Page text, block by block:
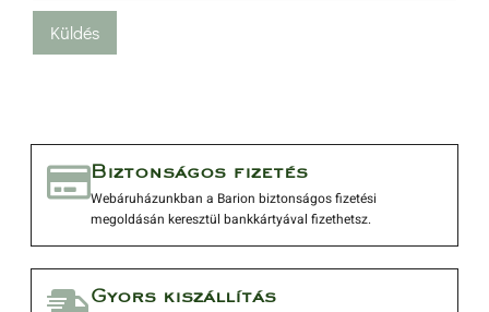
Biztonságos fizetés
Webáruházunkban a Barion biztonságos fizetési
megoldásán keresztül bankkártyával fizethetsz.
Gyors kiszállítás